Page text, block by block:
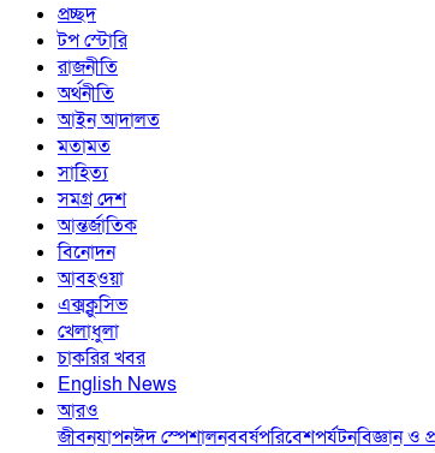
প্রচ্ছদ
টপ স্টোরি
রাজনীতি
অর্থনীতি
আইন আদালত
মতামত
সাহিত্য
সমগ্র দেশ
আন্তর্জাতিক
বিনোদন
আবহওয়া
এক্সক্লুসিভ
খেলাধুলা
চাকরির খবর
English News
আরও
জীবনযাপনঈদ স্পেশালনববর্ষপরিবেশপর্যটনবিজ্ঞান ও